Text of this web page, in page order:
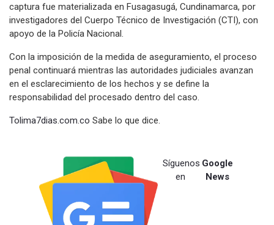
captura fue materializada en Fusagasugá, Cundinamarca, por
investigadores del Cuerpo Técnico de Investigación (CTI), con
apoyo de la Policía Nacional.
Con la imposición de la medida de aseguramiento, el proceso
penal continuará mientras las autoridades judiciales avanzan
en el esclarecimiento de los hechos y se define la
responsabilidad del procesado dentro del caso.
Tolima7dias.com.co Sabe lo que dice.
Síguenos
en
Google
News